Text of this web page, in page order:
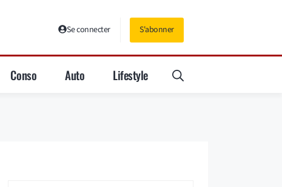
Se connecter S'abonner
Conso Auto Lifestyle